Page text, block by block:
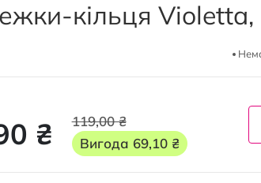
кільця
₴
119,00 ₴
Вигода 69,10 ₴